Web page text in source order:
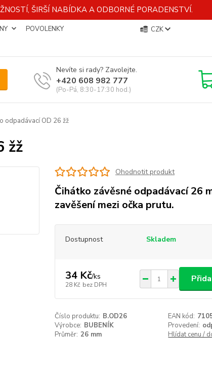
ŠIRŠÍ NABÍDKA A ODBORNÉ PORADENSTVÍ.
POVOLENKY
CZK
Nevíte si rady? Zavolejte.
+420 608 982 777
(Po-Pá, 8:30-17:30 hod.)
odpadávací OD 26 žž
žž
Ohodnotit produkt
Čihátko závěsné odpadávací 26
zavěšení mezi očka prutu.
Dostupnost Skladem
34 Kč/ks
28 Kč bez DPH
Číslo produktu: B.OD26 EAN kód:
Výrobce: BUBENÍK Provedení:
Průměr: 26 mm Hlídat cenu /